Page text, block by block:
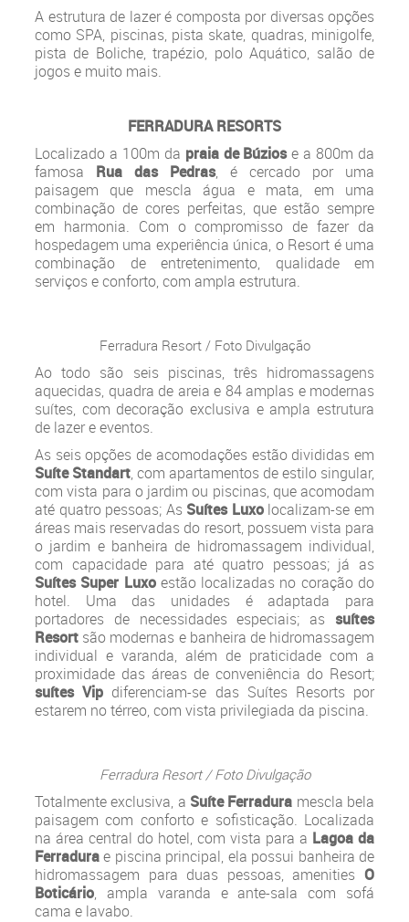
A estrutura de lazer é composta por diversas opções
como SPA, piscinas, pista skate, quadras, minigolfe,
pista de Boliche, trapézio, polo Aquático, salão de
jogos e muito mais.
FERRADURA RESORTS
Localizado a 100m da praia de Búziose a 800m da
famosa Rua das Pedras, é cercado por uma
paisagem que mescla água e mata, em uma
combinação de cores perfeitas, que estão sempre
em harmonia. Com o compromisso de fazer da
hospedagem uma experiência única, o Resort é uma
combinação de entretenimento, qualidade em
serviços e conforto, com ampla estrutura.
Ferradura Resort / Foto Divulgação
Ao todo são seis piscinas, três hidromassagens
aquecidas, quadra de areia e 84 amplas e modernas
suítes, com decoração exclusiva e ampla estrutura
de lazer e eventos.
As seis opções de acomodações estão divididas em
Suíte Standart, com apartamentos de estilo singular,
com vista para o jardim ou piscinas, que acomodam
até quatro pessoas; As Suítes Luxolocalizam-se em
áreas mais reservadas do resort, possuem vista para
o jardim e banheira de hidromassagem individual,
com capacidade para até quatro pessoas; já as
Suítes Super Luxoestão localizadas no coração do
hotel. Uma das unidades é adaptada para
portadores de necessidades especiais; as suítes
Resort são modernas e banheira de hidromassagem
individual e varanda, além de praticidade com a
proximidade das áreas de conveniência do Resort;
suítes Vip diferenciam-se das Suítes Resorts por
estarem no térreo, com vista privilegiada da piscina.
Ferradura Resort / Foto Divulgação
Totalmente exclusiva, a Suíte Ferradura mescla bela
paisagem com conforto e sofisticação. Localizada
na área central do hotel, com vista para a Lagoa da
Ferradurae piscina principal, ela possui banheira de
hidromassagem para duas pessoas, amenities O
Boticário, ampla varanda e ante-sala com sofá
cama e lavabo.